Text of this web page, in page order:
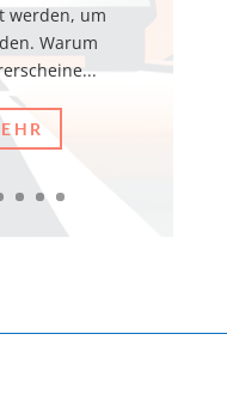
werden, um
Warum